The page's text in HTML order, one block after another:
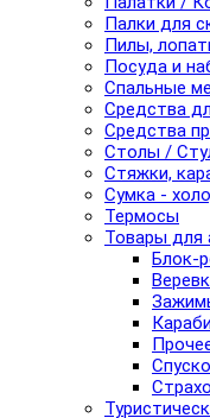
Палки для
Пилы,
Посуда и
Спальные
Средства
Средства
Столы /
Стяжки,
Сумка -
Термосы
Товары для
Блок-